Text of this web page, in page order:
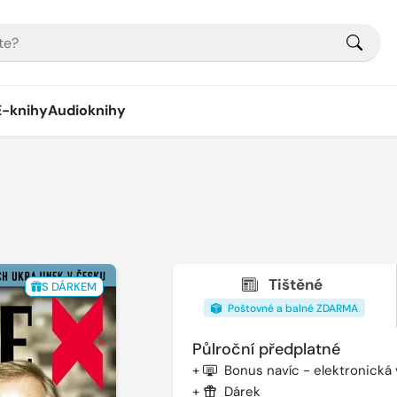
knihyAudioknihy
S DÁRKEM Tištěné
Poštovné a balné ZDARMA
Půlroční předplatné
+ Bonus navíc - elektronická
+ Dárek